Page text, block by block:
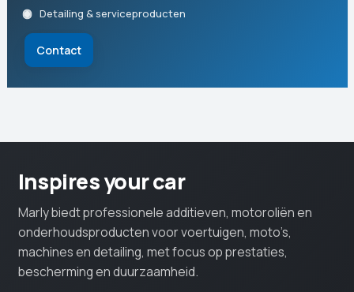
Detailing & serviceproducten
Contact
Inspires your car
Marly biedt professionele additieven, motoroliën en
onderhoudsproducten voor voertuigen, moto’s,
machines en detailing, met focus op prestaties,
bescherming en duurzaamheid.